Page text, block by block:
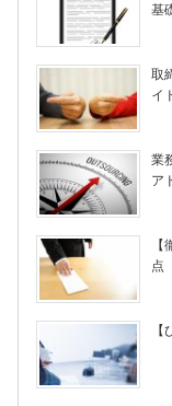
基
取
イ
業
ア
点